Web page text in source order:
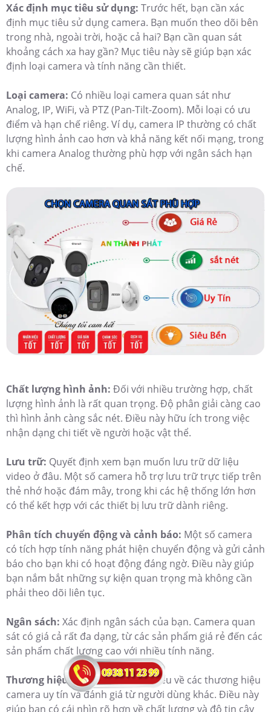
Xác định mục tiêu sử dụng: Trước hết, bạn cần xác
định mục tiêu sử dụng camera. Bạn muốn theo dõi bên
trong nhà, ngoài trời, hoặc cả hai? Bạn cần quan sát
khoảng cách xa hay gần? Mục tiêu này sẽ giúp bạn xác
định loại camera và tính năng cần thiết.
Loại camera: Có nhiều loại camera quan sát như
Analog, IP, WiFi, và PTZ (Pan-Tilt-Zoom). Mỗi loại có ưu
điểm và hạn chế riêng. Ví dụ, camera IP thường có chất
lượng hình ảnh cao hơn và khả năng kết nối mạng, trong
khi camera Analog thường phù hợp với ngân sách hạn
chế.
Chất lượng hình ảnh: Đối với nhiều trường hợp, chất
lượng hình ảnh là rất quan trọng. Độ phân giải càng cao
thì hình ảnh càng sắc nét. Điều này hữu ích trong việc
nhận dạng chi tiết về người hoặc vật thể.
Lưu trữ: Quyết định xem bạn muốn lưu trữ dữ liệu
video ở đâu. Một số camera hỗ trợ lưu trữ trực tiếp trên
thẻ nhớ hoặc đám mây, trong khi các hệ thống lớn hơn
có thể kết hợp với các thiết bị lưu trữ dành riêng.
Phân tích chuyển động và cảnh báo: Một số camera
có tích hợp tính năng phát hiện chuyển động và gửi cảnh
báo cho bạn khi có hoạt động đáng ngờ. Điều này giúp
bạn nắm bắt những sự kiện quan trọng mà không cần
phải theo dõi liên tục.
Ngân sách: Xác định ngân sách của bạn. Camera quan
sát có giá cả rất đa dạng, từ các sản phẩm giá rẻ đến các
sản phẩm chất lượng cao với nhiều tính năng.
Thương hiệu và đánh giá:Tìm hiểu về các thương hiệu
camera uy tín và đánh giá từ người dùng khác. Điều này
giúp bạn có cái nhìn rõ hơn về chất lượng và độ tin cậy